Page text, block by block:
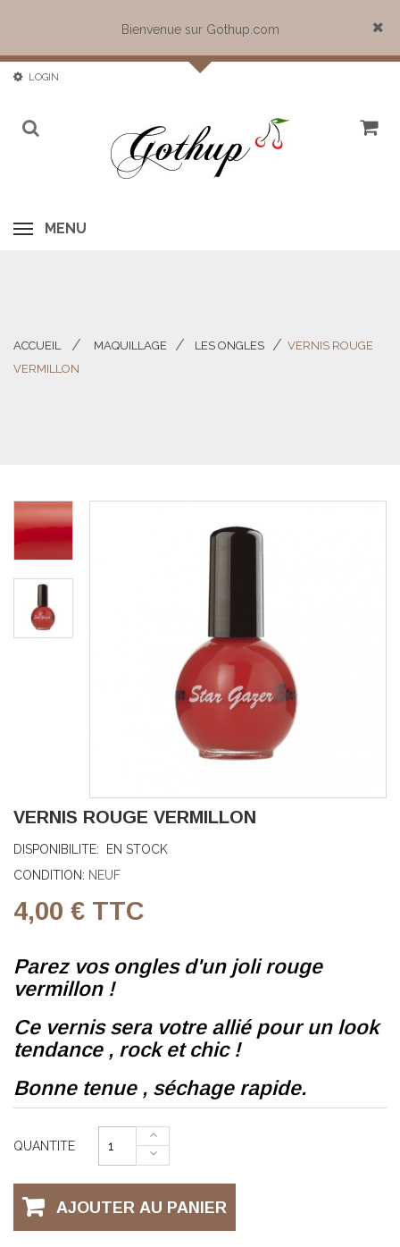
Bienvenue sur Gothup.com
Close
LOGIN
MENU
ACCUEIL
>
MAQUILLAGE
LES ONGLES
VERNIS ROUGE
VERMILLON
VERNIS ROUGE VERMILLON
DISPONIBILITE:
EN STOCK
CONDITION: NEUF
4,00 € TTC
Parez vos ongles d'un joli rouge
vermillon !
Ce vernis sera votre allié pour un look
tendance , rock et chic !
Bonne tenue , séchage rapide.
QUANTITE
AJOUTER AU PANIER